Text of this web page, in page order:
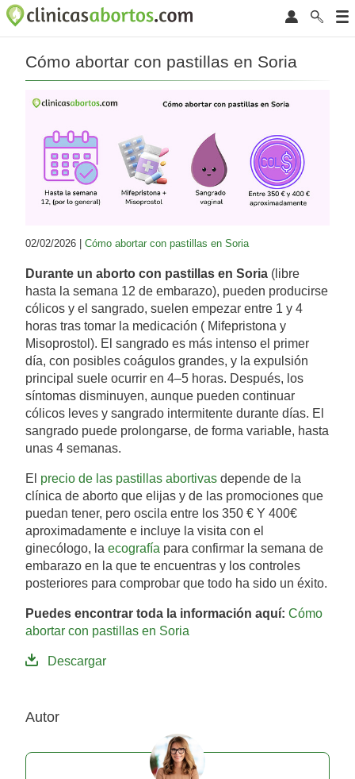
Cómo abortar con pastillas en Soria
02/02/2026 | Cómo abortar con pastillas en Soria
Durante un aborto con pastillas en Soria (libre
hasta la semana 12 de embarazo), pueden producirse
cólicos y el sangrado, suelen empezar entre 1 y 4
horas tras tomar la medicación ( Mifepristona y
Misoprostol). El sangrado es más intenso el primer
día, con posibles coágulos grandes, y la expulsión
principal suele ocurrir en 4–5 horas. Después, los
síntomas disminuyen, aunque pueden continuar
cólicos leves y sangrado intermitente durante días. El
sangrado puede prolongarse, de forma variable, hasta
unas 4 semanas.
El precio de las pastillas abortivas depende de la
clínica de aborto que elijas y de las promociones que
puedan tener, pero oscila entre los 350 € Y 400€
aproximadamente e incluye la visita con el
ginecólogo, la ecografía para confirmar la semana de
embarazo en la que te encuentras y los controles
posteriores para comprobar que todo ha sido un éxito.
Puedes encontrar toda la información aquí: Cómo
abortar con pastillas en Soria
Descargar
Autor